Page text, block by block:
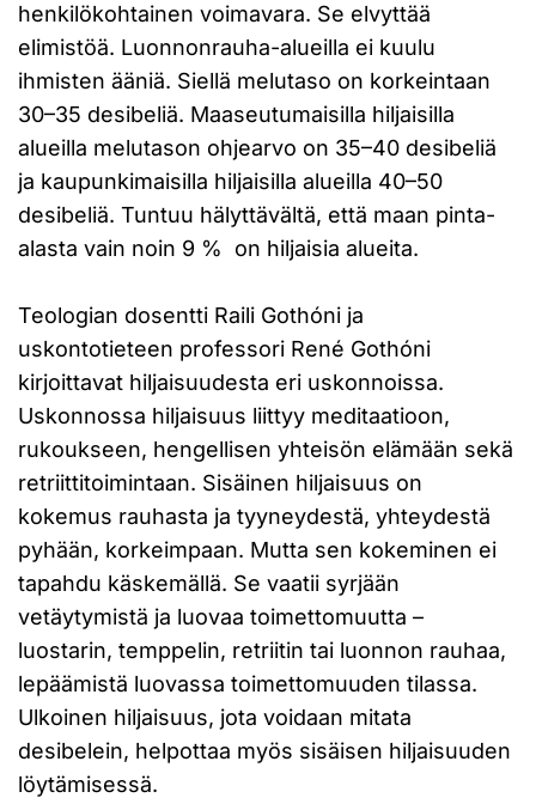
henkilökohtainen voimavara. Se elvyttää
elimistöä. Luonnonrauha-alueilla ei kuulu
ihmisten ääniä. Siellä melutaso on korkeintaan
30–35 desibeliä. Maaseutumaisilla hiljaisilla
alueilla melutason ohjearvo on 35–40 desibeliä
ja kaupunkimaisilla hiljaisilla alueilla 40–50
desibeliä. Tuntuu hälyttävältä, että maan pinta-
alasta vain noin 9 % on hiljaisia alueita.
Teologian dosentti Raili Gothóni ja
uskontotieteen professori René Gothóni
kirjoittavat hiljaisuudesta eri uskonnoissa.
Uskonnossa hiljaisuus liittyy meditaatioon,
rukoukseen, hengellisen yhteisön elämään sekä
retriittitoimintaan. Sisäinen hiljaisuus on
kokemus rauhasta ja tyyneydestä, yhteydestä
pyhään, korkeimpaan. Mutta sen kokeminen ei
tapahdu käskemällä. Se vaatii syrjään
vetäytymistä ja luovaa toimettomuutta –
luostarin, temppelin, retriitin tai luonnon rauhaa,
lepäämistä luovassa toimettomuuden tilassa.
Ulkoinen hiljaisuus, jota voidaan mitata
desibelein, helpottaa myös sisäisen hiljaisuuden
löytämisessä.